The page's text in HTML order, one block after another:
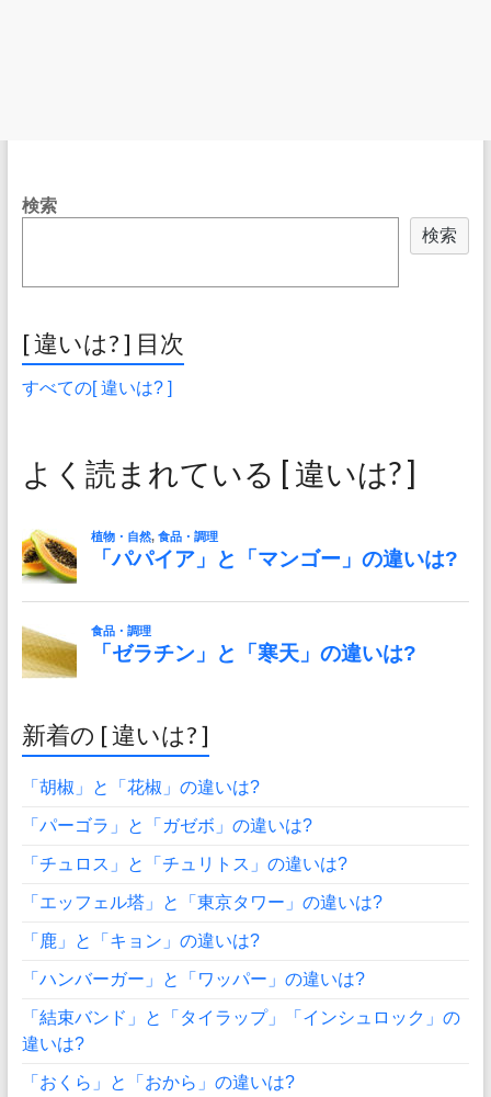
検索
検索
[ 違いは? ] 目次
すべての[ 違いは? ]
よく読まれている [ 違いは? ]
新着の [ 違いは? ]
「胡椒」と「花椒」の違いは?
「パーゴラ」と「ガゼボ」の違いは?
「チュロス」と「チュリトス」の違いは?
「エッフェル塔」と「東京タワー」の違いは?
「鹿」と「キョン」の違いは?
「ハンバーガー」と「ワッパー」の違いは?
「結束バンド」と「タイラップ」「インシュロック」の
違いは?
「おくら」と「おから」の違いは?